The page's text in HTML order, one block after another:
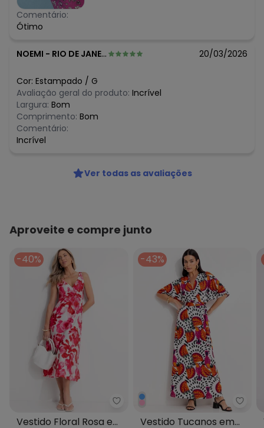
Comentário:
Ótimo
NOEMI - RIO DE JANEIRO - RJ 20/03/2026
Cor: Estampado / G
Avaliação geral do produto: Incrível
Largura: Bom
Comprimento: Bom
Comentário:
Incrível
Ver todas as avaliações
Aproveite e compre junto
-40%
Quintess - Vestido Floral Rosa
Vestido Floral Rosa em
-43%
Vestido Tucanos em